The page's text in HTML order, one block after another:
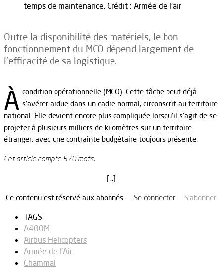
temps de maintenance. Crédit : Armée de l'air
Outre la disponibilité des matériels, le bon
fonctionnement du MCO dépend largement de
l’efficacité de sa logistique.
À condition opérationnelle (MCO). Cette tâche peut déjà
s’avérer ardue dans un cadre normal, circonscrit au territoire
national. Elle devient encore plus compliquée lorsqu’il s’agit de se
projeter à plusieurs milliers de kilomètres sur un territoire
étranger, avec une contrainte budgétaire toujours présente.
Cet article compte 570 mots.
[…]
Ce contenu est réservé aux abonnés. Se connecter S’abonner
TAGS
A400M
Airbus Helicopters
Armée de l'Air
Chammal